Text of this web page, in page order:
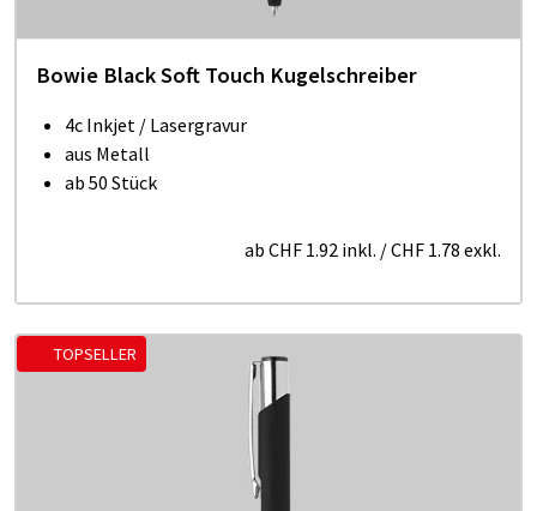
Bowie Black Soft Touch Kugelschreiber
4c Inkjet / Lasergravur
aus Metall
ab 50 Stück
ab CHF 1.92 inkl. /CHF 1.78 exkl.
TOPSELLER